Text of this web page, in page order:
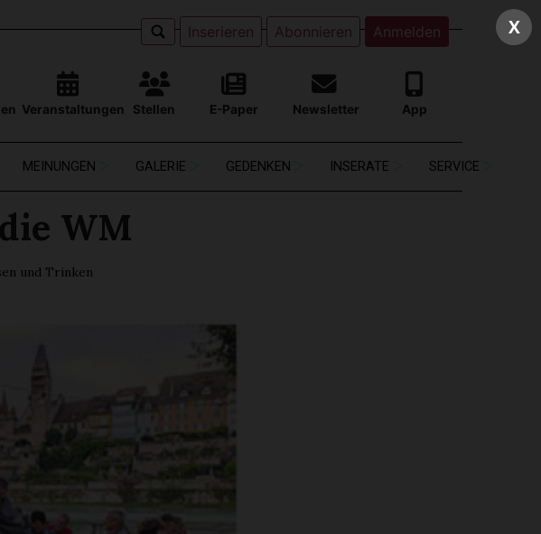
Inserieren Abonnieren Anmelden
Veranstaltungen Stellen E-Paper Newsletter App
MEINUNGEN GALERIE GEDENKEN INSERATE SERVICE
WM
und Trinken
X